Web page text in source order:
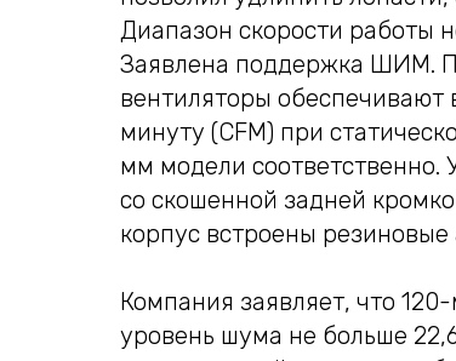
Диапазон скорости работы
Заявлена поддержка ШИМ.
вентиляторы обеспечивают
минуту (CFM) при
мм модели соответственно.
со скошенной задней
корпус встроены
Компания заявляет, что
уровень шума не больше